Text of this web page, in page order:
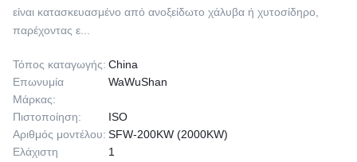
είναι κατασκευασμένο από ανοξείδωτο χάλυβα ή χυτοσίδηρο,
παρέχοντας ε...
Τόπος καταγωγής: China
Επωνυμία
Μάρκας:
WaWuShan
Πιστοποίηση:
ISO
Αριθμός μοντέλου: SFW-200KW (2000KW)
Ελάχιστη
1